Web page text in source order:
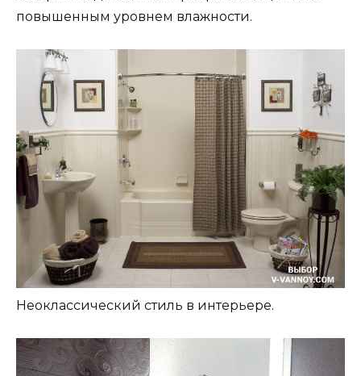
повышенным уровнем влажности.
Неоклассический стиль в интерьере.